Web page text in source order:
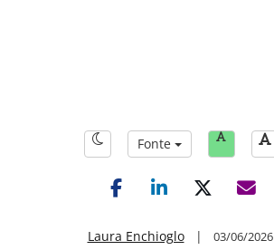
Fonte
Laura Enchioglo| 03/06/2026